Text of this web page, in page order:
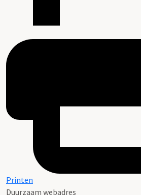
Printen
Duurzaam webadres